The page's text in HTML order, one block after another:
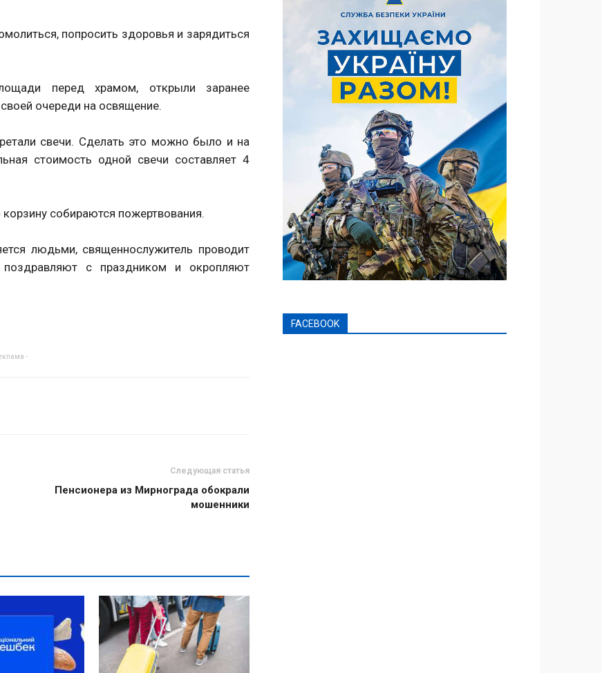
попросить здоровья и зарядиться
перед храмом, открыли заранее
очереди на освящение.
свечи. Сделать это можно было и на
стоимость одной свечи составляет 4
собираются пожертвования.
людьми, священнослужитель проводит
с праздником и окропляют
-
Следующая статья
Пенсионера из Мирнограда обокрали
мошенники
FACEBOOK